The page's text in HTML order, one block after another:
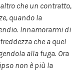
che un contratto,
quando la
Innamorarmi di
che a quel
alla fuga. Ora
non è più la